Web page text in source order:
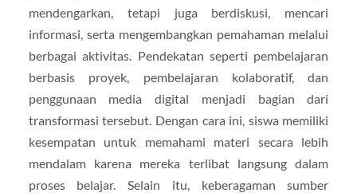
mendengarkan, tetapi juga berdiskusi, mencari
informasi, serta mengembangkan pemahaman melalui
berbagai aktivitas. Pendekatan seperti pembelajaran
berbasis proyek, pembelajaran kolaboratif, dan
penggunaan media digital menjadi bagian dari
transformasi tersebut. Dengan cara ini, siswa memiliki
kesempatan untuk memahami materi secara lebih
mendalam karena mereka terlibat langsung dalam
proses belajar. Selain itu, keberagaman sumber